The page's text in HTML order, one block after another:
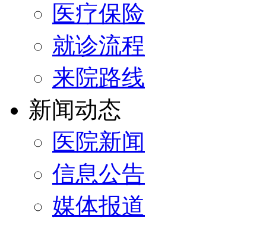
医疗保险
就诊流程
来院路线
新闻动态
医院新闻
信息公告
媒体报道